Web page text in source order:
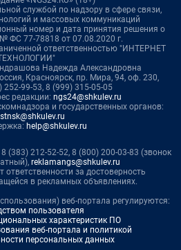
службой по надзору в сфере связи,
и массовых коммуникаций
номер и дата принятия решения о
ФС 77-78818 от 07.08.2020 г.
ответственностью "ИНТЕРНЕТ
Надежда Александровна
Красноярск, пр. Мира, 94, оф. 230,
252-99-53, 8 (999) 315-05-05
редакции: ngs24@shkulev.ru
и государственных органов:
help@shkulev.ru
(383) 212-52-52, 8 (800) 200-03-83 (звонок
reklamangs@shkulev.ru
ответственности за достоверность
в рекламных объявлениях.
веб-портала регулируются:
пользователя
характеристик ПО
веб-портала и политикой
персональных данных